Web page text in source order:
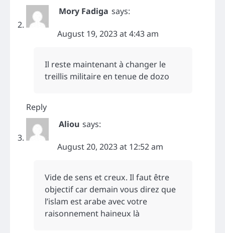
Mory Fadiga says:
August 19, 2023 at 4:43 am
Il reste maintenant à changer le
treillis militaire en tenue de dozo
Reply
Aliou says:
August 20, 2023 at 12:52 am
Vide de sens et creux. Il faut être
objectif car demain vous direz que
l’islam est arabe avec votre
raisonnement haineux là